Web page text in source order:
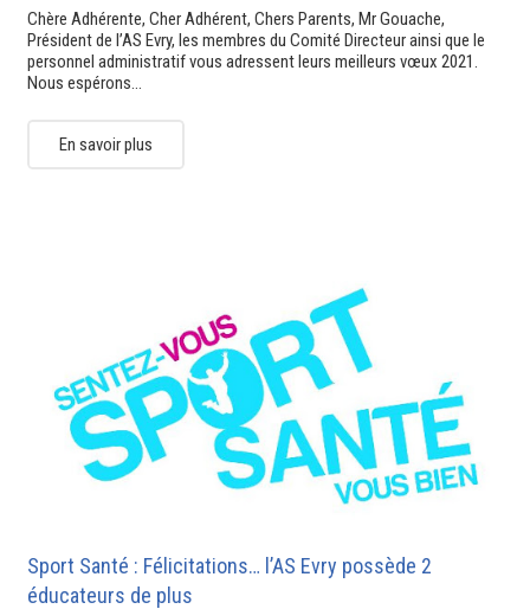
Chère Adhérente, Cher Adhérent, Chers Parents, Mr Gouache,
Président de l’AS Evry, les membres du Comité Directeur ainsi que le
personnel administratif vous adressent leurs meilleurs vœux 2021.
Nous espérons…
En savoir plus
Sport Santé : Félicitations… l’AS Evry possède 2
éducateurs de plus